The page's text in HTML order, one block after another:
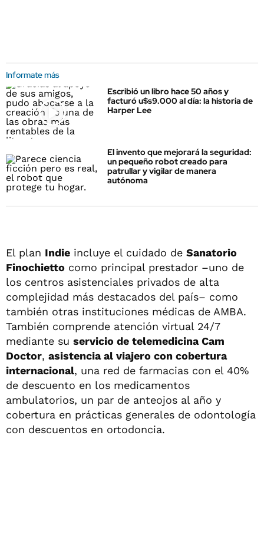
Informate más
Escribió un libro hace 50 años y
facturó u$s9.000 al día: la historia de
Harper Lee
El invento que mejorará la seguridad:
un pequeño robot creado para
patrullar y vigilar de manera
autónoma
El plan Indie incluye el cuidado de Sanatorio
Finochietto como principal prestador –uno de
los centros asistenciales privados de alta
complejidad más destacados del país– como
también otras instituciones médicas de AMBA.
También comprende atención virtual 24/7
mediante su servicio de telemedicina Cam
Doctor, asistencia al viajero con cobertura
internacional, una red de farmacias con el 40%
de descuento en los medicamentos
ambulatorios, un par de anteojos al año y
cobertura en prácticas generales de odontología
con descuentos en ortodoncia.